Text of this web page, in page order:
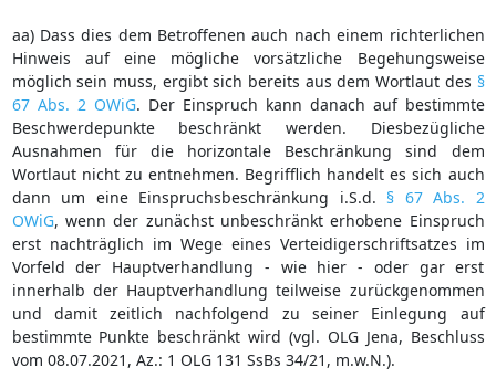
aa) Dass dies dem Betroffenen auch nach einem richterlichen
Hinweis auf eine mögliche vorsätzliche Begehungsweise
möglich sein muss, ergibt sich bereits aus dem Wortlaut des §
67 Abs. 2 OWiG. Der Einspruch kann danach auf bestimmte
Beschwerdepunkte beschränkt werden. Diesbezügliche
Ausnahmen für die horizontale Beschränkung sind dem
Wortlaut nicht zu entnehmen. Begrifflich handelt es sich auch
dann um eine Einspruchsbeschränkung i.S.d. § 67 Abs. 2
OWiG, wenn der zunächst unbeschränkt erhobene Einspruch
erst nachträglich im Wege eines Verteidigerschriftsatzes im
Vorfeld der Hauptverhandlung - wie hier - oder gar erst
innerhalb der Hauptverhandlung teilweise zurückgenommen
und damit zeitlich nachfolgend zu seiner Einlegung auf
bestimmte Punkte beschränkt wird (vgl. OLG Jena, Beschluss
vom 08.07.2021, Az.: 1 OLG 131 SsBs 34/21, m.w.N.).